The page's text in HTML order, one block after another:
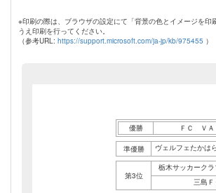
※印刷の際は、ブラウザの設定にて「背景の色とイメージを印
うえ印刷を行ってください。
（参考URL: https://support.microsoft.com/ja-jp/kb/975455 ）
優勝 ＦＣ ＶＡ
準優勝 ヴェルフェたかは
第3位
栃木サッカーク
三島Ｆ